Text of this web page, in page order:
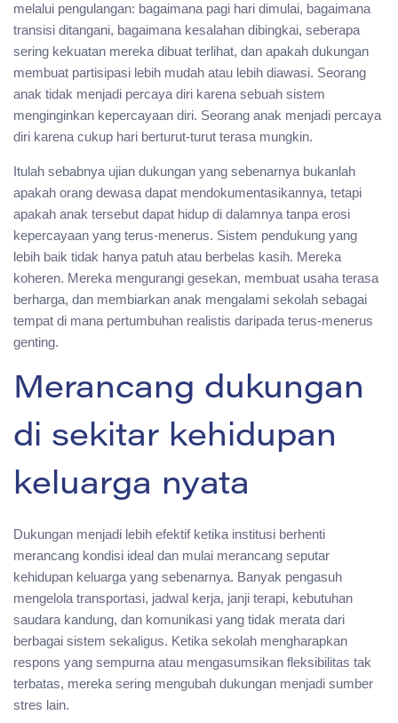
melalui pengulangan: bagaimana pagi hari dimulai, bagaimana
transisi ditangani, bagaimana kesalahan dibingkai, seberapa
sering kekuatan mereka dibuat terlihat, dan apakah dukungan
membuat partisipasi lebih mudah atau lebih diawasi. Seorang
anak tidak menjadi percaya diri karena sebuah sistem
menginginkan kepercayaan diri. Seorang anak menjadi percaya
diri karena cukup hari berturut-turut terasa mungkin.
Itulah sebabnya ujian dukungan yang sebenarnya bukanlah
apakah orang dewasa dapat mendokumentasikannya, tetapi
apakah anak tersebut dapat hidup di dalamnya tanpa erosi
kepercayaan yang terus-menerus. Sistem pendukung yang
lebih baik tidak hanya patuh atau berbelas kasih. Mereka
koheren. Mereka mengurangi gesekan, membuat usaha terasa
berharga, dan membiarkan anak mengalami sekolah sebagai
tempat di mana pertumbuhan realistis daripada terus-menerus
genting.
Merancang dukungan
di sekitar kehidupan
keluarga nyata
Dukungan menjadi lebih efektif ketika institusi berhenti
merancang kondisi ideal dan mulai merancang seputar
kehidupan keluarga yang sebenarnya. Banyak pengasuh
mengelola transportasi, jadwal kerja, janji terapi, kebutuhan
saudara kandung, dan komunikasi yang tidak merata dari
berbagai sistem sekaligus. Ketika sekolah mengharapkan
respons yang sempurna atau mengasumsikan fleksibilitas tak
terbatas, mereka sering mengubah dukungan menjadi sumber
stres lain.